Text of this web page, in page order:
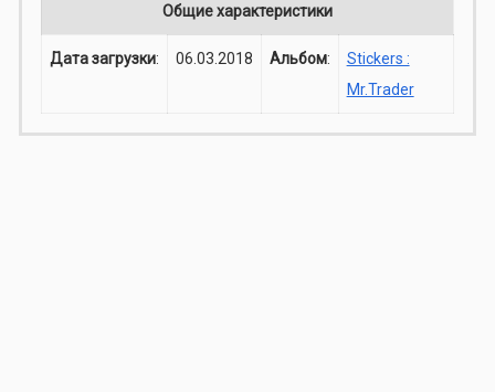
Общие характеристики
Дата загрузки: 06.03.2018 Альбом:
Stickers :
Mr.Trader